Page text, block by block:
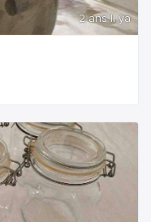
2 ans Il ya